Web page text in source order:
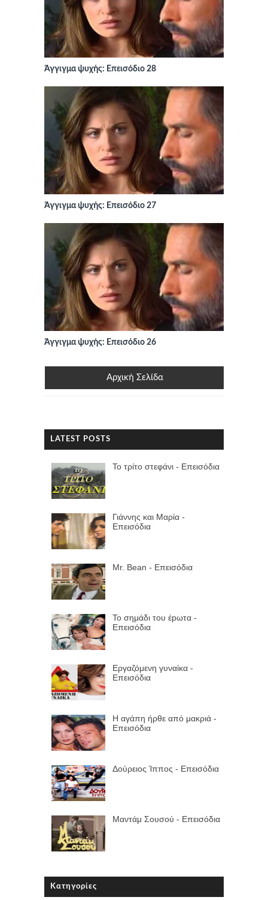
Άγγιγμα ψυχής: Επεισόδιο 28
Άγγιγμα ψυχής: Επεισόδιο 27
Άγγιγμα ψυχής: Επεισόδιο 26
Αρχική Σελίδα
LATEST POSTS
Το τρίτο στεφάνι - Επεισόδια
Γιάννης και Μαρία -
Επεισόδια
Mr. Bean - Επεισόδια
Το σημάδι του έpωτα -
Επεισόδια
Εργαζόμενη γυναίκα -
Επεισόδια
Η αγάπη ήρθε από μακριά -
Επεισόδια
Δούρειος Ίππος - Επεισόδια
Μαντάμ Σουσού - Επεισόδια
Κατηγορίες